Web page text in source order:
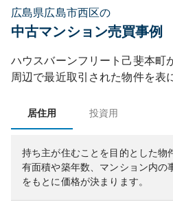
広島県広島市西区の
中古マンション売買事例
ハウスバーンフリート己斐本町
周辺で最近取引された物件を表
居住用 投資用
持ち主が住むことを目的とした物
有面積や築年数、マンション内の
をもとに価格が決まります。